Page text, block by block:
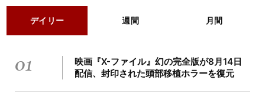
デイリー 週間 月間
01
映画『X-ファイル』幻の完全版が8月14日
配信、封印された頭部移植ホラーを復元